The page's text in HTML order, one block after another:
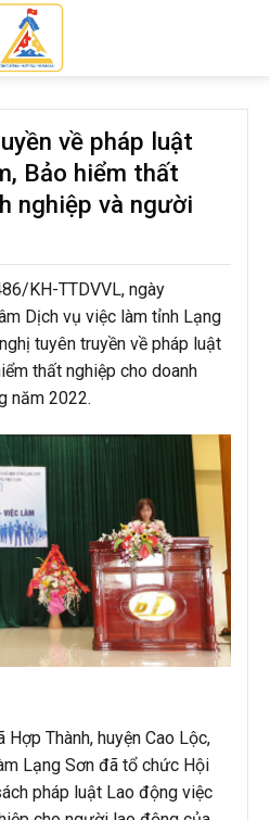
về pháp luật
Bảo hiểm thất
nghiệp và người
KH-TTDVVL, ngày
Dịch vụ việc làm tỉnh Lạng
tuyên truyền về pháp luật
thất nghiệp cho doanh
năm 2022.
Thành, huyện Cao Lộc,
Lạng Sơn đã tổ chức Hội
pháp luật Lao động việc